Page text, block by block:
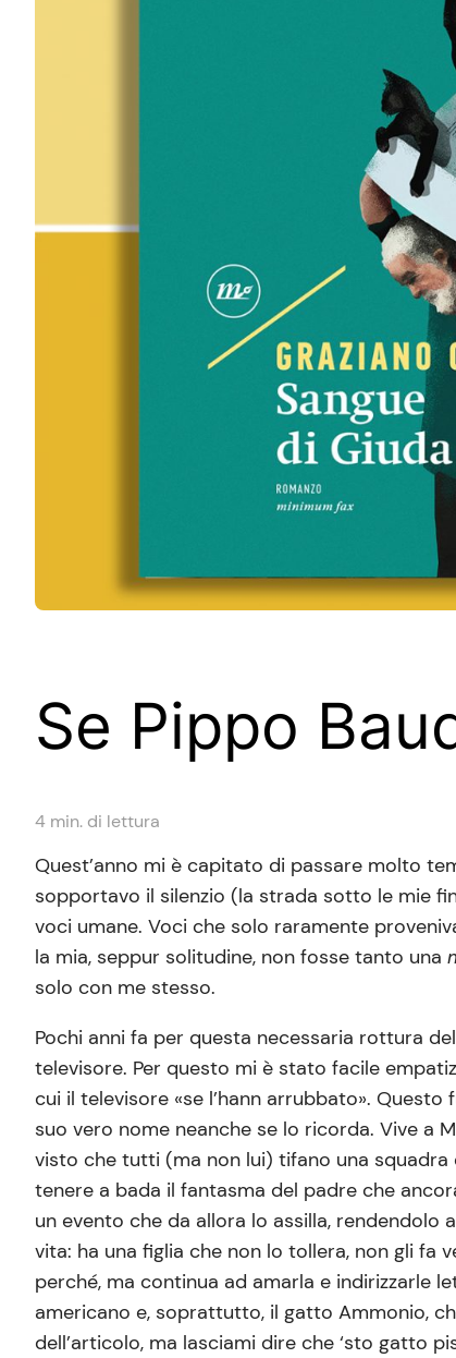
Se Pippo
4 min. di lettura
Quest’anno mi è capitato di passare molto
sopportavo il silenzio (la strada sotto le mie
voci umane. Voci che solo raramente
la mia, seppur solitudine, non fosse tanto una
solo con me stesso.
Pochi anni fa per questa necessaria rottura
televisore. Per questo mi è stato facile
cui il televisore «se l’hann arrubbato».
suo vero nome neanche se lo ricorda. Vive a
visto che tutti (ma non lui) tifano una squadra
tenere a bada il fantasma del padre che
un evento che da allora lo assilla,
vita: ha una figlia che non lo tollera, non gli fa
perché, ma continua ad amarla e indirizzarle
americano e, soprattutto, il gatto Ammonio,
dell’articolo, ma lasciami dire che ‘sto gatto